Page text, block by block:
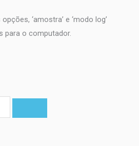
‘amostra’ e ‘modo log’
para o computador.